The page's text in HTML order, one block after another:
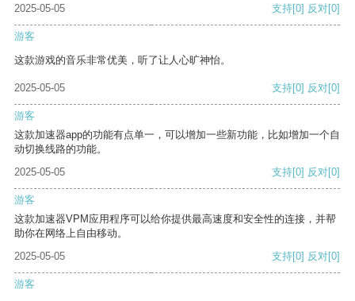
2025-05-05 支持[0] 反对[0]
游客
这款游戏的音乐非常优美，听了让人心旷神怡。
2025-05-05 支持[0] 反对[0]
游客
这款加速器app的功能有点单一，可以增加一些新功能，比如增加一个自
动切换线路的功能。
2025-05-05
支持[0] 反对[0]
游客
这款加速器VPM应用程序可以给你提供最高速度和安全性的连接，并帮
助你在网络上自由移动。
2025-05-05
支持[0] 反对[0]
游客